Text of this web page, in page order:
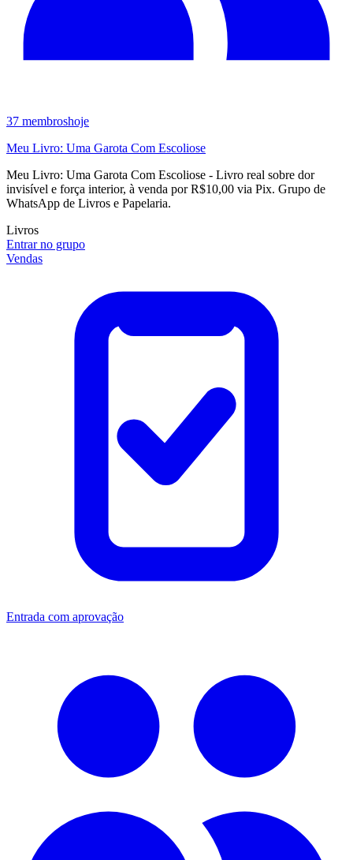
37 membroshoje
Meu Livro: Uma Garota Com Escoliose
Meu Livro: Uma Garota Com Escoliose - Livro real sobre dor
invisível e força interior, à venda por R$10,00 via Pix. Grupo de
WhatsApp de Livros e Papelaria.
Livros
Entrar no grupo
Vendas
Entrada com aprovação